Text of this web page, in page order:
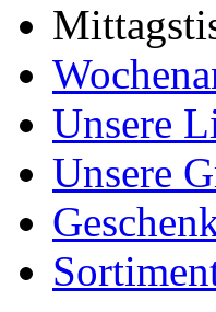
Unsere
Unsere